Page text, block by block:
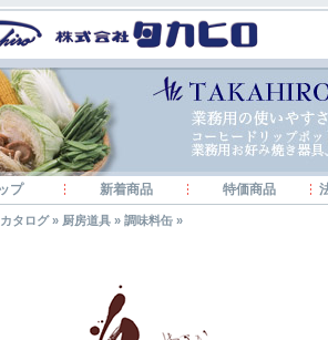
プ 新着商品 特価商品
カタログ» 厨房道具 » 調味料缶 »